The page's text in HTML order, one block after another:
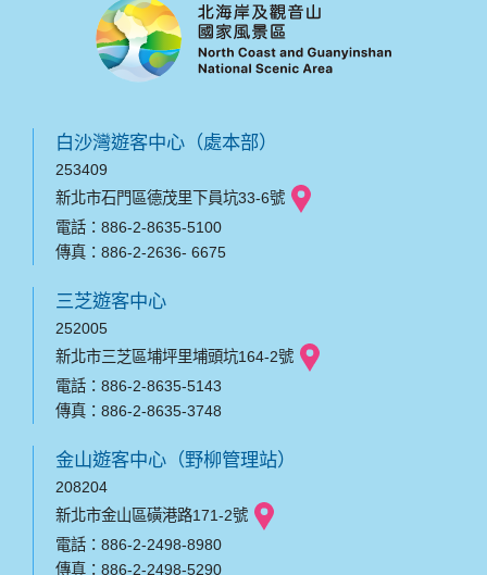
白沙灣遊客中心（處本部）
253409
新北市石門區德茂里下員坑33-6號
電話：886-2-8635-5100
傳真：886-2-2636- 6675
三芝遊客中心
252005
新北市三芝區埔坪里埔頭坑164-2號
電話：886-2-8635-5143
傳真：886-2-8635-3748
金山遊客中心（野柳管理站）
208204
新北市金山區磺港路171-2號
電話：886-2-2498-8980
傳真：886-2-2498-5290